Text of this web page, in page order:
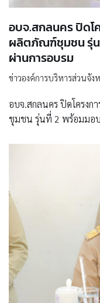
อบจ.สกลนคร ปิด
ผลิตภัณฑ์ชุมชน รุ่
ผ่านการอบรม
ข่าวองค์การบริหารส่วนจัง
อบจ.สกลนคร ปิดโครง
ชุมชน รุ่นที่ 2 พร้อมมอ